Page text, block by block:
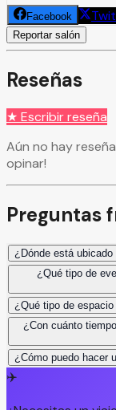
Facebook
Reportar salón
Reseñas
★ Escribir reseña
Aún no hay
opinar!
Preguntas
¿Dónde está
¿Qué tipo de
¿Qué tipo de
¿Con cuánto
¿Cómo puedo hacer
✈️